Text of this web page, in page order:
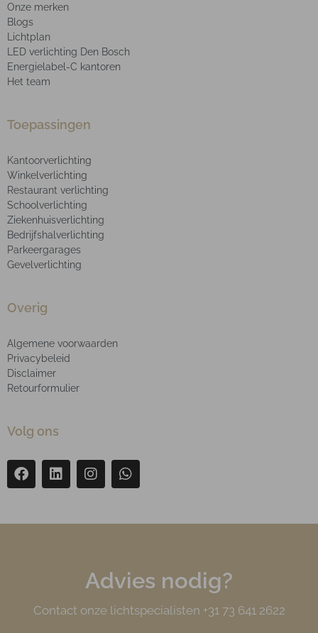
Onze merken
Blogs
Lichtplan
LED verlichting Den Bosch
Energielabel-C kantoren
Het team
Toepassingen
Kantoorverlichting
Winkelverlichting
Restaurant verlichting
Schoolverlichting
Ziekenhuisverlichting
Bedrijfshalverlichting
Parkeergarages
Gevelverlichting
Overig
Algemene voorwaarden
Privacybeleid
Disclaimer
Retourformulier
Volg ons
Advies nodig?
Contact onze lichtspecialisten +31 73 641 2622